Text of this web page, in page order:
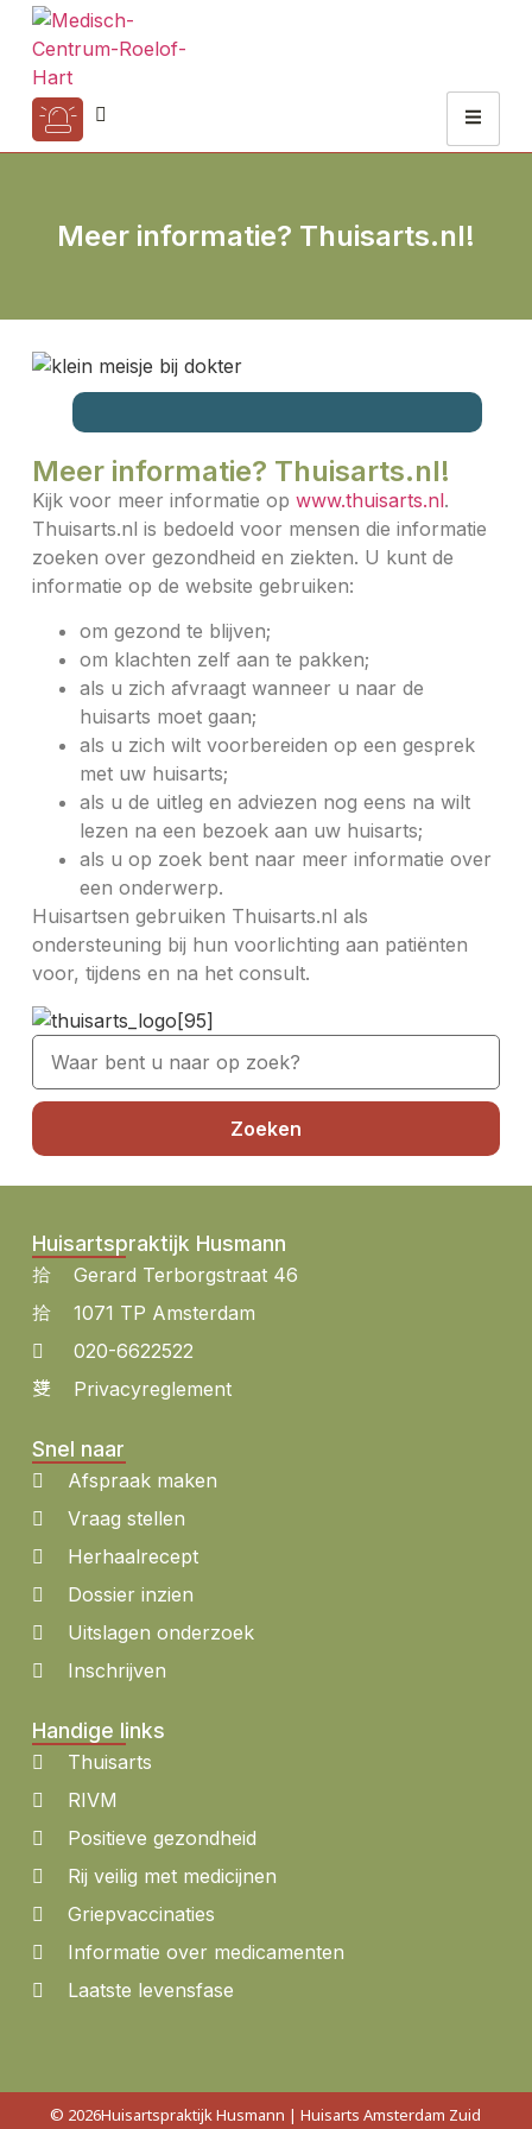
Meer informatie? Thuisarts.nl!
Meer informatie? Thuisarts.nl!
Kijk voor meer informatie op www.thuisarts.nl.
Thuisarts.nl is bedoeld voor mensen die informatie
zoeken over gezondheid en ziekten. U kunt de
informatie op de website gebruiken:
om gezond te blijven;
om klachten zelf aan te pakken;
als u zich afvraagt wanneer u naar de
huisarts moet gaan;
als u zich wilt voorbereiden op een gesprek
met uw huisarts;
als u de uitleg en adviezen nog eens na wilt
lezen na een bezoek aan uw huisarts;
als u op zoek bent naar meer informatie over
een onderwerp.
Huisartsen gebruiken Thuisarts.nl als
ondersteuning bij hun voorlichting aan patiënten
voor, tijdens en na het consult.
Zoeken
Huisartspraktijk Husmann
Gerard Terborgstraat 46
1071 TP Amsterdam
020-6622522
Privacyreglement
Snel naar
Afspraak maken
Vraag stellen
Herhaalrecept
Dossier inzien
Uitslagen onderzoek
Inschrijven
Handige links
Thuisarts
RIVM
Positieve gezondheid
Rij veilig met medicijnen
Griepvaccinaties
Informatie over medicamenten
Laatste levensfase
© 2026Huisartspraktijk Husmann | Huisarts Amsterdam Zuid